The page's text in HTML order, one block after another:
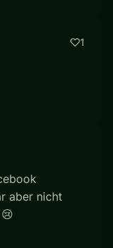
1
aber nicht